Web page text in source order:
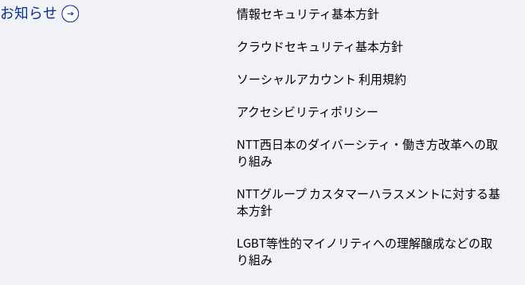
お知らせ
情報セキュリティ基本方針
クラウドセキュリティ基本方針
ソーシャルアカウント 利用規約
アクセシビリティポリシー
NTT西日本のダイバーシティ・働き方改革への取
り組み
NTTグループ カスタマーハラスメントに対する基
本方針
LGBT等性的マイノリティへの理解醸成などの取
り組み